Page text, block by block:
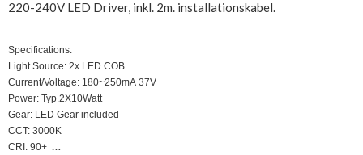
220-240V LED Driver, inkl. 2m. installationskabel.
Specifications:
Light Source: 2x LED COB
Current/Voltage: 180~250mA 37V
Power: Typ.2X10Watt
Gear: LED Gear included
CCT: 3000K
CRI: 90+